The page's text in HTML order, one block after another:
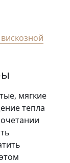
мягкие
тепла